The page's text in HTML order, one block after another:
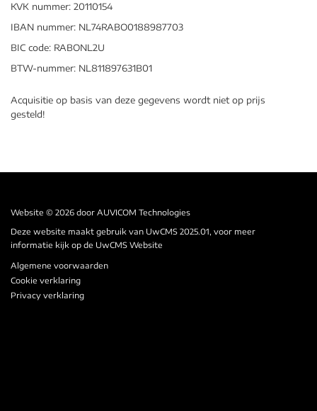
KVK nummer: 20110154
IBAN nummer: NL74RABO0188987703
BIC code: RABONL2U
BTW-nummer: NL811897631B01
Acquisitie op basis van deze gegevens wordt niet op prijs
gesteld!
Website © 2026 door AUVICOM Technologies
Deze website maakt gebruik van UwCMS 2025.01, voor meer
informatie kijk op de UwCMS Website
Algemene voorwaarden
Cookie verklaring
Privacy verklaring